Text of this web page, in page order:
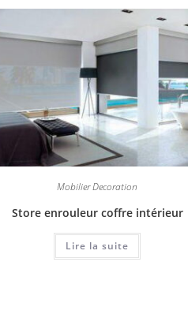
Mobilier Decoration
Store enrouleur coffre intérieur
Lire la suite